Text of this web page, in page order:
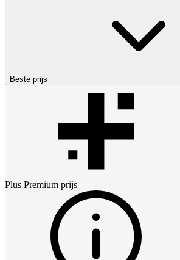
Beste prijs
Plus Premium prijs